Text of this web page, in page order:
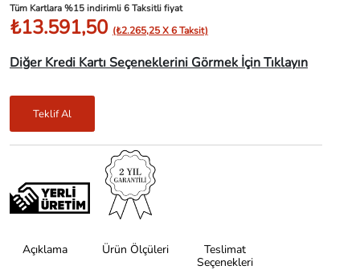
Tüm Kartlara %15 indirimli 6 Taksitli fiyat
₺13.591,50 (₺2.265,25 X 6 Taksit)
Diğer Kredi Kartı Seçeneklerini Görmek İçin Tıklayın
Teklif Al
Açıklama Ürün Ölçüleri
Teslimat
Seçenekleri